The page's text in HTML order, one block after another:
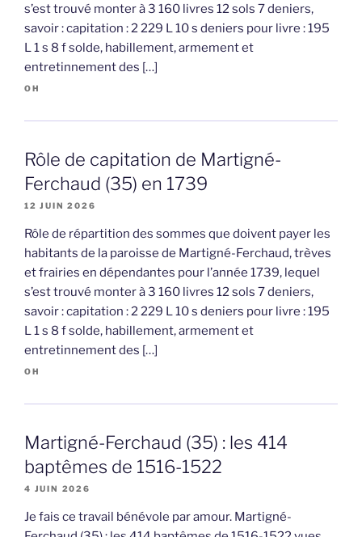
s’est trouvé monter à 3 160 livres 12 sols 7 deniers,
savoir : capitation : 2 229 L 10 s deniers pour livre : 195
L 1 s 8 f solde, habillement, armement et
entretinnement des […]
OH
Rôle de capitation de Martigné-
Ferchaud (35) en 1739
12 JUIN 2026
Rôle de répartition des sommes que doivent payer les
habitants de la paroisse de Martigné-Ferchaud, trèves
et frairies en dépendantes pour l’année 1739, lequel
s’est trouvé monter à 3 160 livres 12 sols 7 deniers,
savoir : capitation : 2 229 L 10 s deniers pour livre : 195
L 1 s 8 f solde, habillement, armement et
entretinnement des […]
OH
Martigné-Ferchaud (35) : les 414
baptêmes de 1516-1522
4 JUIN 2026
Je fais ce travail bénévole par amour. Martigné-